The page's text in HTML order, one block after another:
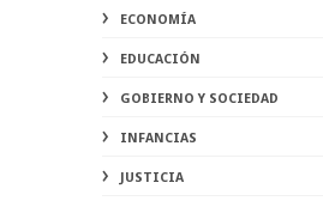
ECONOMÍA
EDUCACIÓN
GOBIERNO Y SOCIEDAD
INFANCIAS
JUSTICIA